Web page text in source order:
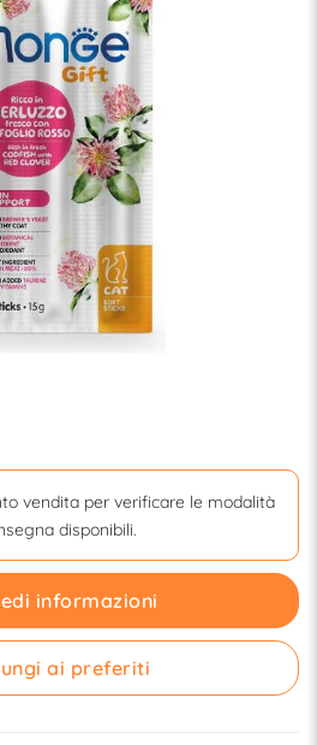
vendita per verificare le modalità
disponibili.
informazioni
ai preferiti